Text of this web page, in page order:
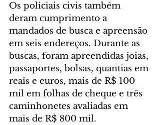
Os policiais civis também
deram cumprimento a
mandados de busca e apreensão
em seis endereços. Durante as
buscas, foram apreendidas joias,
passaportes, bolsas, quantias em
reais e euros, mais de R$ 100
mil em folhas de cheque e três
caminhonetes avaliadas em
mais de R$ 800 mil.